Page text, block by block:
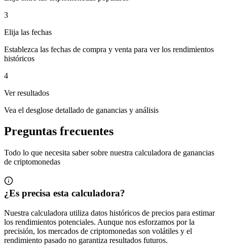
3
Elija las fechas
Establezca las fechas de compra y venta para ver los rendimientos
históricos
4
Ver resultados
Vea el desglose detallado de ganancias y análisis
Preguntas frecuentes
Todo lo que necesita saber sobre nuestra calculadora de ganancias
de criptomonedas
¿Es precisa esta calculadora?
Nuestra calculadora utiliza datos históricos de precios para estimar
los rendimientos potenciales. Aunque nos esforzamos por la
precisión, los mercados de criptomonedas son volátiles y el
rendimiento pasado no garantiza resultados futuros.